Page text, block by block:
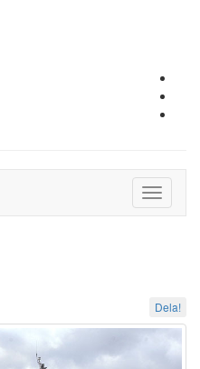
Toggle
Dela!